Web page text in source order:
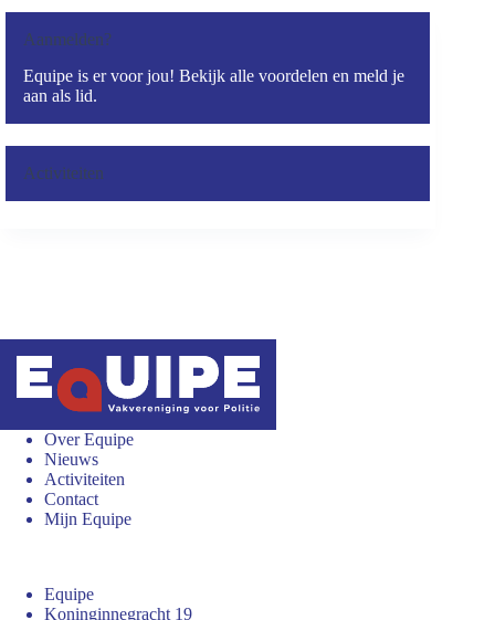
Aanmelden?
Equipe is er voor jou! Bekijk alle voordelen en meld je
aan als lid.
Activiteiten
Over Equipe
Nieuws
Activiteiten
Contact
Mijn Equipe
Equipe
Koninginnegracht 19